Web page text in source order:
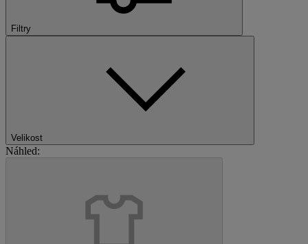
Filtry
Velikost
Náhled: